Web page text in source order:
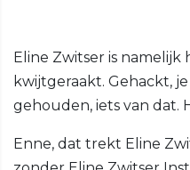
Eline Zwitser is namelijk
kwijtgeraakt. Gehackt,
gehouden, iets van dat.
Enne, dat trekt Eline